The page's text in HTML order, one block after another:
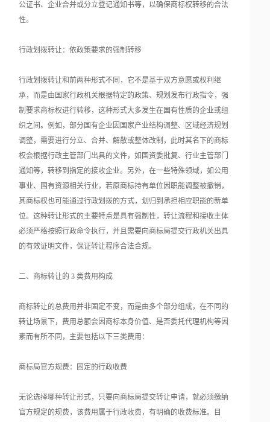
公证书、企业合并或分立登记通知书等，以确保商标权转移的合法
性。
行政划拨转让：依政策要求的强制转移
行政划拨转让和前两种形式不同，它不是基于双方意愿或权利继
承，而是由国家行政机关根据特定的政策、规划发布行政指令，强
制要求商标权进行转移，这种形式大多发生在国有性质的企业或组
织之间。例如，部分国有企业因国家产业结构调整、区域经济规划
调整，需要进行分立、合并、解散或整体改制，此时其名下的商标
权会根据行政主管部门出具的文件，如国资委批复、行业主管部门
通知等，转移到指定的接收企业。另外，在一些特殊领域，如公用
事业、国有资源相关行业，若原商标持有单位因职能调整被撤销，
其商标权也可能通过行政划拨的方式，划归到承担相应职能的新单
位。这种转让形式的主要特点是具有强制性，转让流程和接收主体
必须严格按照行政命令执行，并且需要向商标局提交行政机关出具
的有效证明文件，保证转让程序合法合规。
二、商标转让的 3 类费用构成
商标转让的总费用并非固定不变，而是由多个部分组成，在不同的
转让场景下，费用总额会因商标本身价值、是否委托代理机构等因
素而有所不同，主要包括以下三类费用：
商标局官方规费：固定的行政收费
无论选择哪种转让形式，只要向商标局提交转让申请，就必须缴纳
官方规定的规费，该费用属于行政收费，有明确的收费标准。目